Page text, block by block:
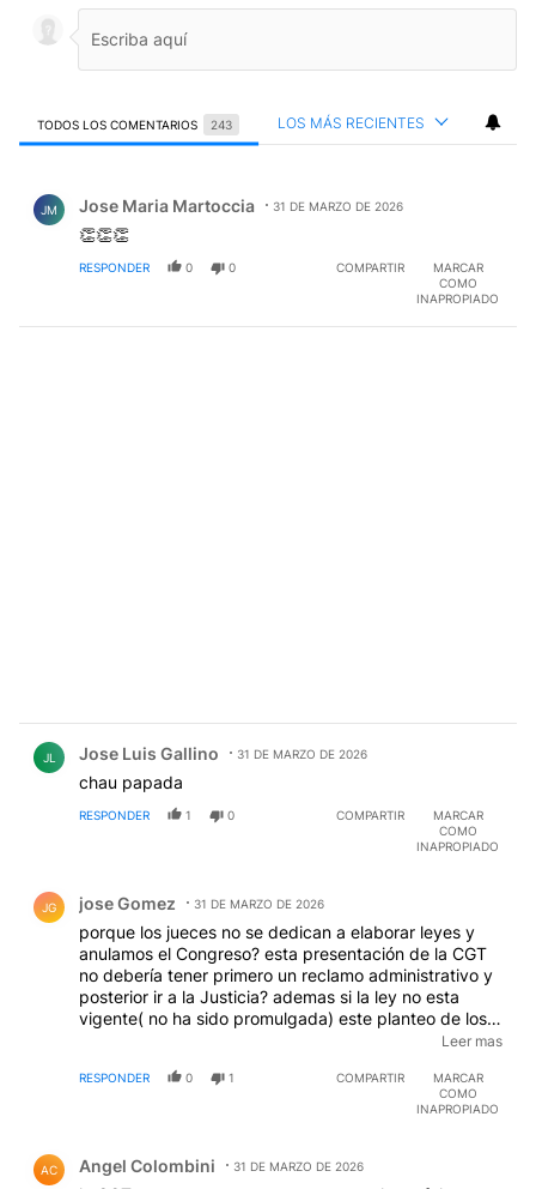
TODOS LOS COMENTARIOS 243 LOS MÁS RECIENTES
JM Jose Maria Martoccia 31 DE MARZO DE 2026
👏👏👏
RESPONDER 0 0 COMPARTIR
MARCAR
COMO
INAPROPIADO
JL Jose Luis Gallino 31 DE MARZO DE 2026
chau papada
RESPONDER 1 0 COMPARTIR
MARCAR
COMO
INAPROPIADO
JG jose Gomez 31 DE MARZO DE 2026
porque los jueces no se dedican a elaborar leyes y
anulamos el Congreso? esta presentación de la CGT
no debería tener primero un reclamo administrativo y
posterior ir a la Justicia? ademas si la ley no esta
vigente( no ha sido promulgada) este planteo de los
gordos cegetista sería abstracto por que no ha sido
puede aplicar en fin Argentina un pias de locos jejejeje
Leer mas
RESPONDER 0 1 COMPARTIR
MARCAR
COMO
INAPROPIADO
AC Angel Colombini 31 DE MARZO DE 2026